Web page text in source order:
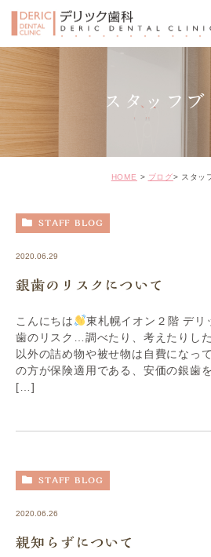
スタッフブ
HOME ブログ スタッ
STAFF BLOG
2020.06.29
銀歯のリスクについて
こんにちは
東札幌イオン２階 デリ
歯のリスク…調べたり、考えたりし
以外の詰め物や被せ物は自費になっ
の方が保険適用である、安価の銀歯
[…]
STAFF BLOG
2020.06.26
親知らずについて